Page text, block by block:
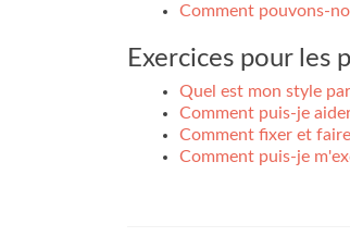
Comment pouvons-
Exercices pour les
Quel est mon style
Comment puis-je
Comment fixer et
Comment puis-je